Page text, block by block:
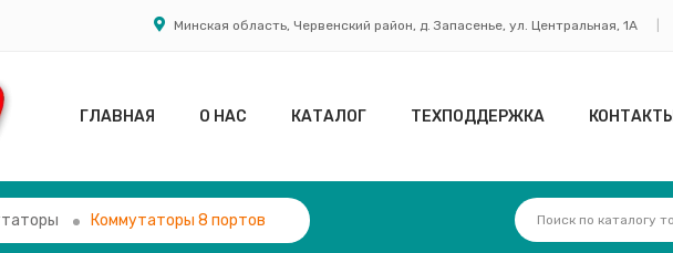
Минская область, Червенский район, д. Запасенье, ул. Центральная, 1А
ГЛАВНАЯ О НАС КАТАЛОГ ТЕХПОДДЕРЖКА КОНТАКТЫ
Коммутаторы 8 портов